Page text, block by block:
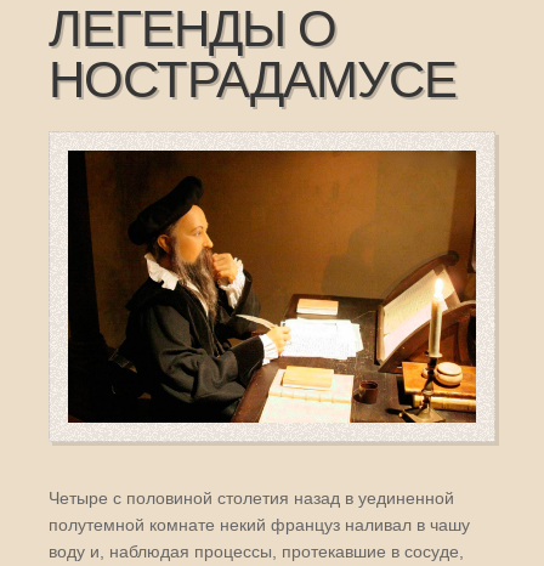
ЛЕГЕНДЫ О
НОСТРАДАМУСЕ
Четыре с половиной столетия назад в уединенной
полутемной комнате некий француз наливал в чашу
воду и, наблюдая процессы, протекавшие в сосуде,